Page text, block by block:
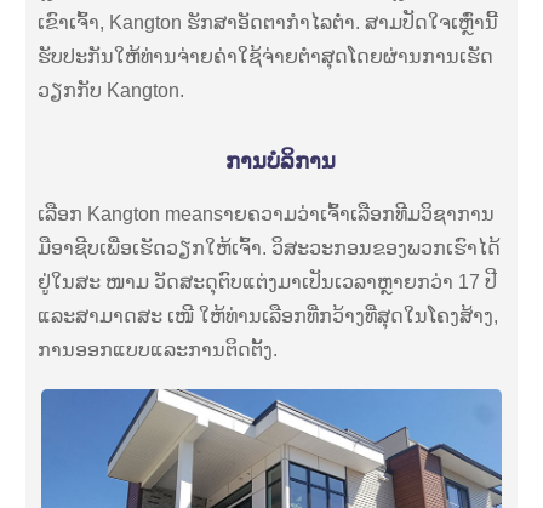
ເຂົາເຈົ້າ, Kangton ຮັກສາອັດຕາກໍາໄລຕໍ່າ. ສາມປັດໃຈເຫຼົ່ານີ້
ຮັບປະກັນໃຫ້ທ່ານຈ່າຍຄ່າໃຊ້ຈ່າຍຕໍ່າສຸດໂດຍຜ່ານການເຮັດ
ວຽກກັບ Kangton.
ການບໍລິການ
ເລືອກ Kangton meansາຍຄວາມວ່າເຈົ້າເລືອກທີມວິຊາການ
ມືອາຊີບເພື່ອເຮັດວຽກໃຫ້ເຈົ້າ. ວິສະວະກອນຂອງພວກເຮົາໄດ້
ຢູ່ໃນສະ ໜາມ ວັດສະດຸຕົບແຕ່ງມາເປັນເວລາຫຼາຍກວ່າ 17 ປີ
ແລະສາມາດສະ ເໜີ ໃຫ້ທ່ານເລືອກທີ່ກວ້າງທີ່ສຸດໃນໂຄງສ້າງ,
ການອອກແບບແລະການຕິດຕັ້ງ.